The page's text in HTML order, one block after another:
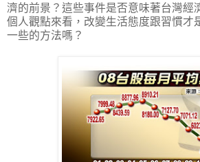
濟的前景？這些事件是否意味著台灣經
個人觀點來看，改變生活態度跟習慣才
一些的方法嗎？